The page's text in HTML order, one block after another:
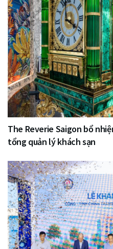
The Reverie Saigon bổ
tổng quản lý khách sạn